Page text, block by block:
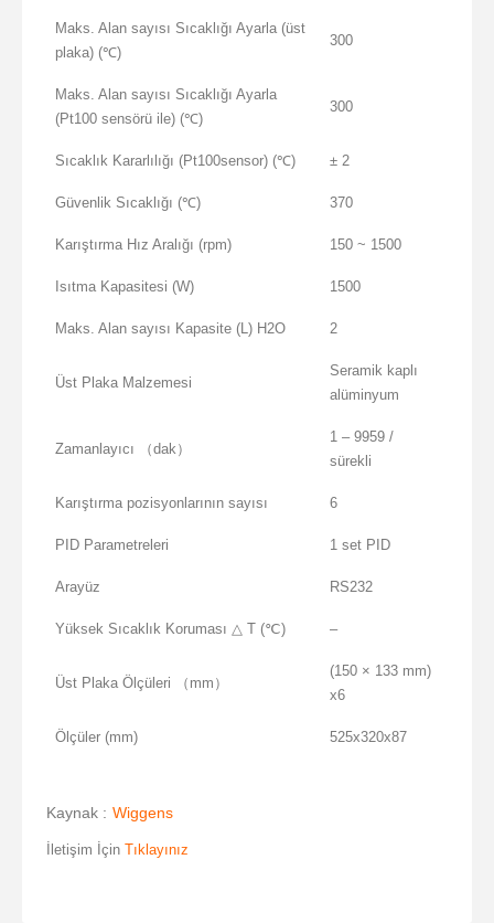
Maks. Alan sayısı Sıcaklığı Ayarla (üst
plaka) (℃)
300
Maks. Alan sayısı Sıcaklığı Ayarla
(Pt100 sensörü ile) (℃)
300
Sıcaklık Kararlılığı (Pt100sensor) (℃) ± 2
Güvenlik Sıcaklığı (℃) 370
Karıştırma Hız Aralığı (rpm) 150 ~ 1500
Isıtma Kapasitesi (W) 1500
Maks. Alan sayısı Kapasite (L) H2O 2
Üst Plaka Malzemesi
Seramik kaplı
alüminyum
Zamanlayıcı （dak）
1 – 9959 /
sürekli
Karıştırma pozisyonlarının sayısı 6
PID Parametreleri 1 set PID
Arayüz RS232
Yüksek Sıcaklık Koruması △ T (℃) –
Üst Plaka Ölçüleri （mm）
(150 × 133 mm)
x6
Ölçüler (mm) 525x320x87
Kaynak : Wiggens
İletişim İçin Tıklayınız